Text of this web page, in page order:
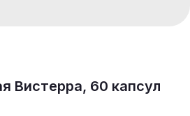
Вистерра, 60 капсул